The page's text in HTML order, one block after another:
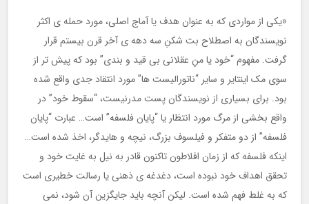
«یکی از مواردی که به عنوان هدف یا آماج اصلی، مورد حمله ی اکثر
نویسندگان به اصطلاح بت شکنِ سه دهه ی آخر قرن بیستم قرار
گرفت. مفهوم “خود یا منِ عقلانی بی قید و بندی” بود که پیش تر از
سوی مک اینتایر و سایر “ناتورالیست ها” مورد انتقاد جدی واقع شده
بود. برای بسیاری از نویسندگان پست مدرنیست، “سقوط خود” در
واقع بخشی از مرگ مورد انتظار یا “پایان فلسفه” است… عبارت “پایان
فلسفه” از دو متفکر و فیلسوف بزرگ، نیچه و هایدگر، اخذ شده است…
اینکه فلسفه که از زمان افلاطون تاکنون قادر به نیل به غایت خود و
تحقق اهداف خود نبوده است، دغدغه ی ذهنی یا رسالت خطیری است
که به غلط فهم شده است. لیکن آنچه باید جایگزین آن شود، نمی